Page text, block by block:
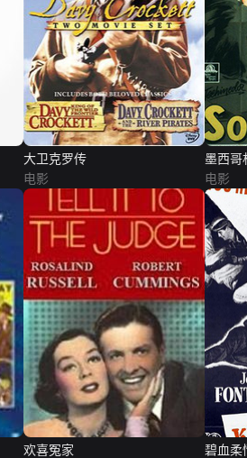
大卫克罗传
电影
墨西哥
电影
欢喜冤家
碧血柔